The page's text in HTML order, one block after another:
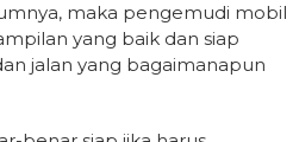
maka pengemudi mobil
yang baik dan siap
jalan yang bagaimanapun